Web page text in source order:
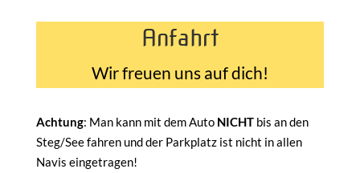
Anfahrt
Wir freuen uns auf dich!
Achtung: Man kann mit dem Auto NICHT bis an den
Steg/See fahren und der Parkplatz ist nicht in allen
Navis eingetragen!